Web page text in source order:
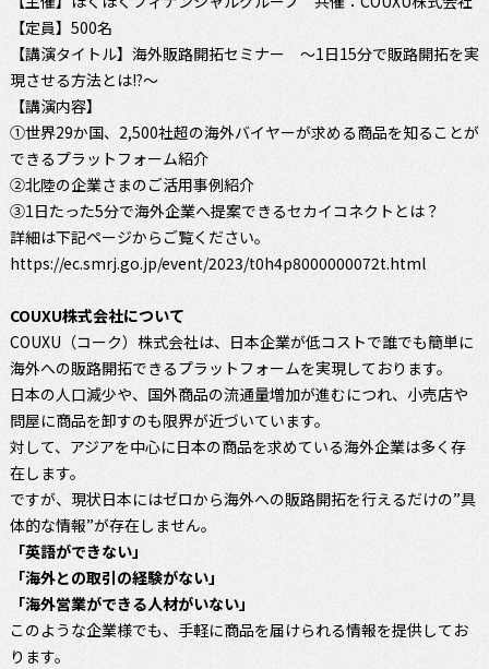
【定員】500名
【講演タイトル】海外販路開拓セミナー ～1日15分で販路開拓を実
現させる方法とは!?～
【講演内容】
①世界29か国、2,500社超の海外バイヤーが求める商品を知ることが
できるプラットフォーム紹介
②北陸の企業さまのご活用事例紹介
③1日たった5分で海外企業へ提案できるセカイコネクトとは？
詳細は下記ページからご覧ください。
https://ec.smrj.go.jp/event/2023/t0h4p8000000072t.html
COUXU株式会社について
COUXU（コーク）株式会社は、日本企業が低コストで誰でも簡単に
海外への販路開拓できるプラットフォームを実現しております。
日本の人口減少や、国外商品の流通量増加が進むにつれ、小売店や
問屋に商品を卸すのも限界が近づいています。
対して、アジアを中心に日本の商品を求めている海外企業は多く存
在します。
ですが、現状日本にはゼロから海外への販路開拓を行えるだけの”具
体的な情報”が存在しません。
「英語ができない」
「海外との取引の経験がない」
「海外営業ができる人材がいない」
このような企業様でも、手軽に商品を届けられる情報を提供してお
ります。